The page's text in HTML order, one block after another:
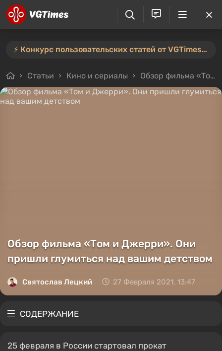
⚡️ Конкурс пользовательских статей от VGTimes продлён — участвуйте тут ⚡️
Статьи Кино и сериалы Обзор фильма «Том и Джерри». Они пришли глумиться над вашим детством
Обзор фильма «Том и Джерри». Они
пришли глумиться над вашим детством
Святослав Лецкий 27 Февраля 2021, 13:47
СОДЕРЖАНИЕ
25 февраля в России стартовал прокат